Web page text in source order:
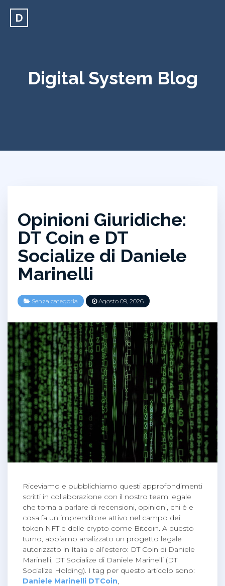
D
Digital System Blog
Opinioni Giuridiche:
DT Coin e DT
Socialize di Daniele
Marinelli
Senza categoria Agosto 09, 2026
Riceviamo e pubblichiamo questi approfondimenti
scritti in collaborazione con il nostro team legale
che torna a parlare di recensioni, opinioni, chi è e
cosa fa un imprenditore attivo nel campo dei
token NFT e delle crypto come Bitcoin. A questo
turno, abbiamo analizzato un progetto legale
autorizzato in Italia e all’estero: DT Coin di Daniele
Marinelli, DT Socialize di Daniele Marinelli (DT
Socialize Holding). I tag per questo articolo sono:
Daniele Marinelli DTCoin,